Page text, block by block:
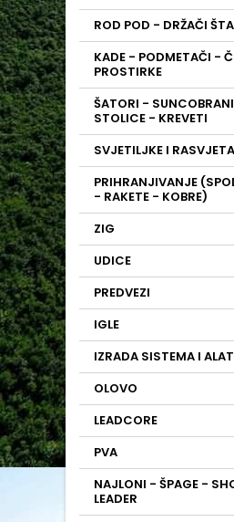
ROD POD - DRŽAČI
KADE - PODMETAČI -
PROSTIRKE
ŠATORI -
STOLICE - KREVETI
SVJETILJKE I RASVJETA
PRIHRANJIVANJE
- RAKETE - KOBRE)
ZIG
UDICE
PREDVEZI
IGLE
IZRADA SISTEMA I
OLOVO
LEADCORE
PVA
NAJLONI - ŠPAGE -
LEADER